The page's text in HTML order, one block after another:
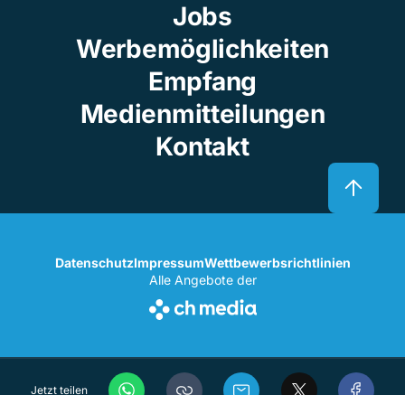
Jetzt teilen
Jobs
Werbemöglichkeiten
Empfang
Medienmitteilungen
Kontakt
DatenschutzImpressumWettbewerbsrichtlinien
Alle Angebote der